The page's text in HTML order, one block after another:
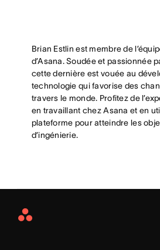
Brian Estlin est membre de
d’Asana. Soudée et passionnée
cette dernière est vouée au
technologie qui favorise des
travers le monde. Profitez de
en travaillant chez Asana et en
plateforme pour atteindre les
d’ingénierie.
Asana